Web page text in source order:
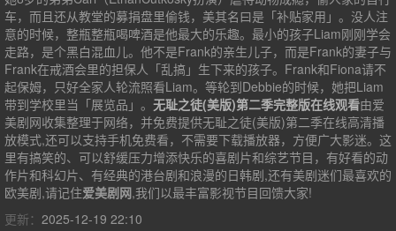
车，而且还从教堂的募捐盘里偷钱，美其名曰是「补贴家用」。没人注
意的时候，整瓶整瓶喝啤酒是他最大的乐趣。最小的孩子Liam刚刚学会
走路，是个黑白混血儿。他不是Frank的亲生儿子，而是Frank的妻子与
Frank在戒酒会里的担保人「乱搞」生下来的孩子。Frank和Fiona请不
起保姆，只好全家人轮流照看Liam。等轮到Debbie的时候，她把Liam
带到学校里当「展览品」。 无耻之徒(美版)第二季完整版在线观看由爱
美剧网收集整理于网络，并免费提供无耻之徒(美版)第二季在线高清播
放模式,还可以支持手机免费看，不需要下载播放器，方便广大影迷。这
里有搞笑的、可以舒缓压力增添快乐的喜剧片和综艺节目，有好看的动
作片和科幻片、有经典的港台剧和浪漫的日韩剧,还有美剧迷们最喜欢的
欧美剧,请记住爱美剧网,我们以最丰富影视节目回馈大家!
更新： 2025-12-19 22:10